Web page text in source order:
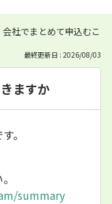
会社でまとめて申込むこ
最終更新日 : 2026/08/03
ますか
。
summary